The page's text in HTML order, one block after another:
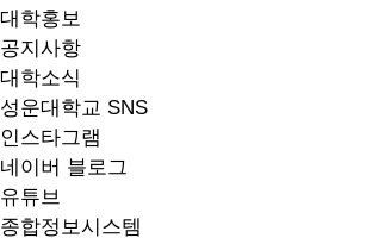
대학홍보
공지사항
대학소식
성운대학교 SNS
인스타그램
네이버 블로그
유튜브
종합정보시스템